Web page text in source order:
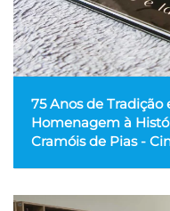
75 Anos de
Homenagem à
Cramóis de Pias -